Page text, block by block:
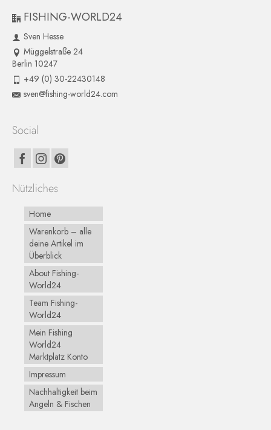
FISHING-WORLD24
Sven Hesse
Müggelstraße 24
Berlin 10247
+49 (0) 30-22430148
sven@fishing-world24.com
Social
Nützliches
Home
Warenkorb – alle
deine Artikel im
Überblick
About Fishing-
World24
Team Fishing-
World24
Mein Fishing
World24
Marktplatz Konto
Impressum
Nachhaltigkeit beim
Angeln & Fischen